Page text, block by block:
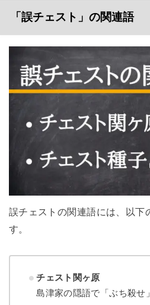
「誤チェスト」の関連語
誤チェストの関連語には、以下
す。
チェスト関ヶ原
島津家の隠語で「ぶち殺せ」